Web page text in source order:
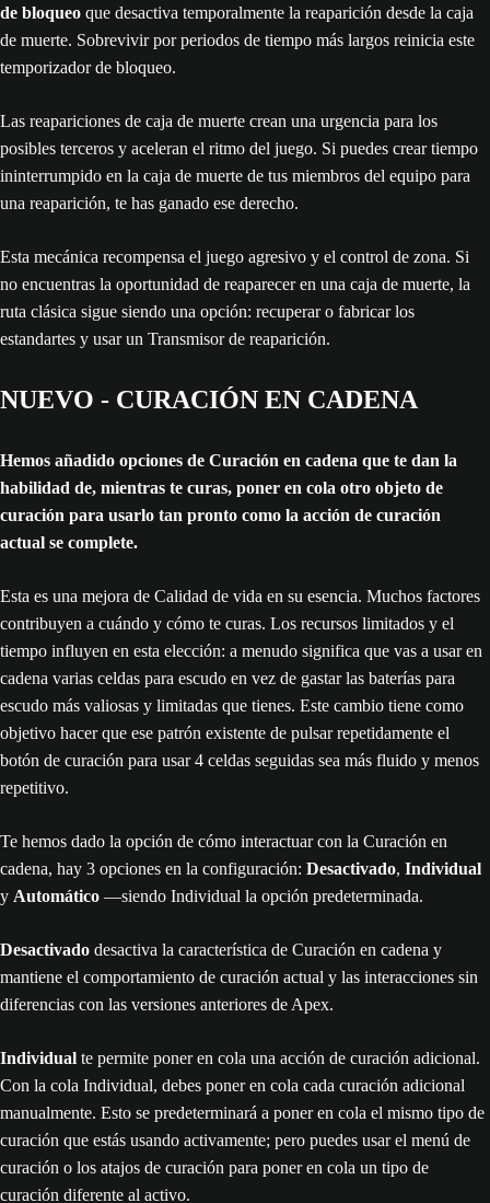
de bloqueo que desactiva temporalmente la reaparición desde la caja
de muerte. Sobrevivir por periodos de tiempo más largos reinicia este
temporizador de bloqueo.
Las reapariciones de caja de muerte crean una urgencia para los
posibles terceros y aceleran el ritmo del juego. Si puedes crear tiempo
ininterrumpido en la caja de muerte de tus miembros del equipo para
una reaparición, te has ganado ese derecho.
Esta mecánica recompensa el juego agresivo y el control de zona. Si
no encuentras la oportunidad de reaparecer en una caja de muerte, la
ruta clásica sigue siendo una opción: recuperar o fabricar los
estandartes y usar un Transmisor de reaparición.
NUEVO - CURACIÓN EN CADENA
Hemos añadido opciones de Curación en cadena que te dan la
habilidad de, mientras te curas, poner en cola otro objeto de
curación para usarlo tan pronto como la acción de curación
actual se complete.
Esta es una mejora de Calidad de vida en su esencia. Muchos factores
contribuyen a cuándo y cómo te curas. Los recursos limitados y el
tiempo influyen en esta elección: a menudo significa que vas a usar en
cadena varias celdas para escudo en vez de gastar las baterías para
escudo más valiosas y limitadas que tienes. Este cambio tiene como
objetivo hacer que ese patrón existente de pulsar repetidamente el
botón de curación para usar 4 celdas seguidas sea más fluido y menos
repetitivo.
Te hemos dado la opción de cómo interactuar con la Curación en
cadena, hay 3 opciones en la configuración: Desactivado, Individual
y Automático —siendo Individual la opción predeterminada.
Desactivado desactiva la característica de Curación en cadena y
mantiene el comportamiento de curación actual y las interacciones sin
diferencias con las versiones anteriores de Apex.
Individual te permite poner en cola una acción de curación adicional.
Con la cola Individual, debes poner en cola cada curación adicional
manualmente. Esto se predeterminará a poner en cola el mismo tipo de
curación que estás usando activamente; pero puedes usar el menú de
curación o los atajos de curación para poner en cola un tipo de
curación diferente al activo.